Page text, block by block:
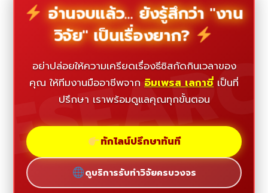
อ่านจบแล้ว... ยังรู้สึกว่า "งาน
วิจัย" เป็นเรื่องยาก?
อย่าปล่อยให้ความเครียดเรื่องธีซิสกัดกินเวลาของ
คุณ ให้ทีมงานมืออาชีพจาก อิมเพรส เลกาซี่ เป็นที่
ปรึกษา เราพร้อมดูแลคุณทุกขั้นตอน
ทักไลน์ปรึกษาทันที
ดูบริการรับทำวิจัยครบวงจร